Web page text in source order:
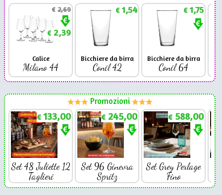
€2,69
€2,39
Calice
Milano 44
€1,54
Bicchiere da birra
Conil 42
€1,75
Bicchiere da birra
Conil 64
Promozioni
€ 133,00
Set 48 Juliette 12
Taglieri
€ 245,00
Set 96 Ginevra
Spritz
€ 588,00
Set Grey Perlage
Fino